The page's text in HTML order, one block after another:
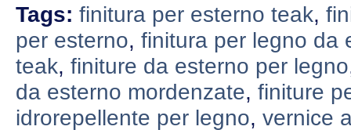
Tags: finitura per esterno teak,
per esterno, finitura per legno da
teak, finiture da esterno per legno
da esterno mordenzate, finiture
idrorepellente per legno, vernice